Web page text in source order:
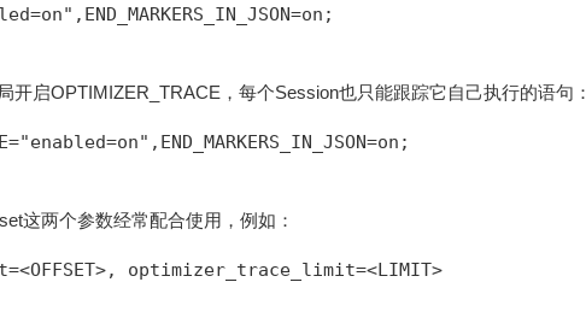
开启OPTIMIZER_TRACE，每个Session也只能跟踪它自己执行的语句：
这两个参数经常配合使用，例如：
optimizer_trace_limit=<LIMIT>